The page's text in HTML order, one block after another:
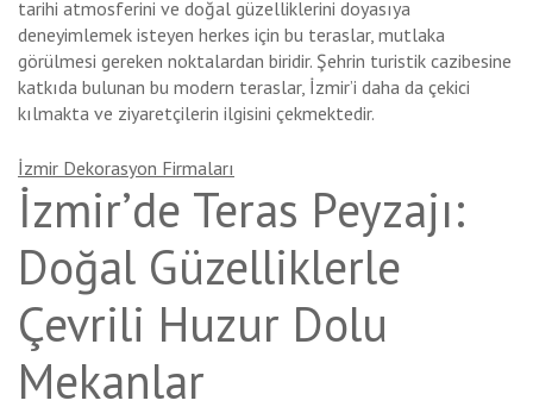
tarihi atmosferini ve doğal güzelliklerini doyasıya
deneyimlemek isteyen herkes için bu teraslar, mutlaka
görülmesi gereken noktalardan biridir. Şehrin turistik cazibesine
katkıda bulunan bu modern teraslar, İzmir’i daha da çekici
kılmakta ve ziyaretçilerin ilgisini çekmektedir.
İzmir Dekorasyon Firmaları
İzmir’de Teras Peyzajı:
Doğal Güzelliklerle
Çevrili Huzur Dolu
Mekanlar